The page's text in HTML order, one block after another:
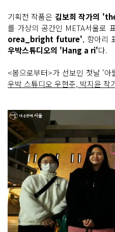
기획전 작품은 김보희 작가의
를 가상의 공간인 META서울로
orea_bright future', 항아리
우박스튜디오의 'Hang a ri'다.
<봄으로부터>가 선보인 첫날 ‘아
우박 스튜디오 우현주, 박지윤 작